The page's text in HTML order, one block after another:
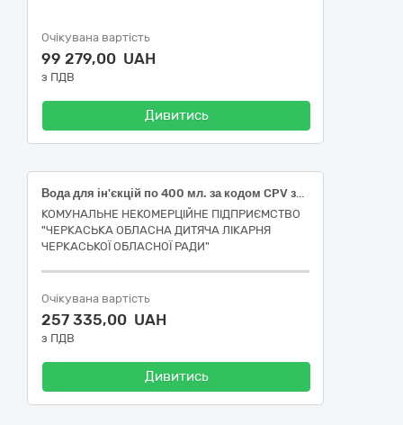
Очікувана вартість
99 279,00 UAH
з ПДВ
Дивитись
Вода для ін'єкцій по 400 мл. за кодом CPV за ДК 021:2015 – 33600000-6 Фармацевтична продукція
КОМУНАЛЬНЕ НЕКОМЕРЦІЙНЕ ПІДПРИЄМСТВО
"ЧЕРКАСЬКА ОБЛАСНА ДИТЯЧА ЛІКАРНЯ
ЧЕРКАСЬКОЇ ОБЛАСНОЇ РАДИ"
Очікувана вартість
257 335,00 UAH
з ПДВ
Дивитись